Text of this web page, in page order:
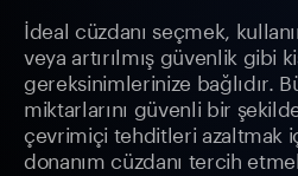
İdeal cüzdanı seçmek,
veya artırılmış güvenlik gibi
gereksinimlerinize bağlıdır.
miktarlarını güvenli bir
çevrimiçi tehditleri azaltmak
donanım cüzdanı tercih